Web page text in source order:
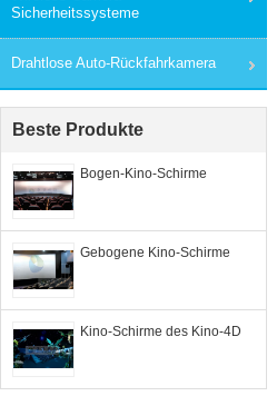
Sicherheitssysteme
Drahtlose Auto-Rückfahrkamera
Beste Produkte
Bogen-Kino-Schirme
Gebogene Kino-Schirme
Kino-Schirme des Kino-4D